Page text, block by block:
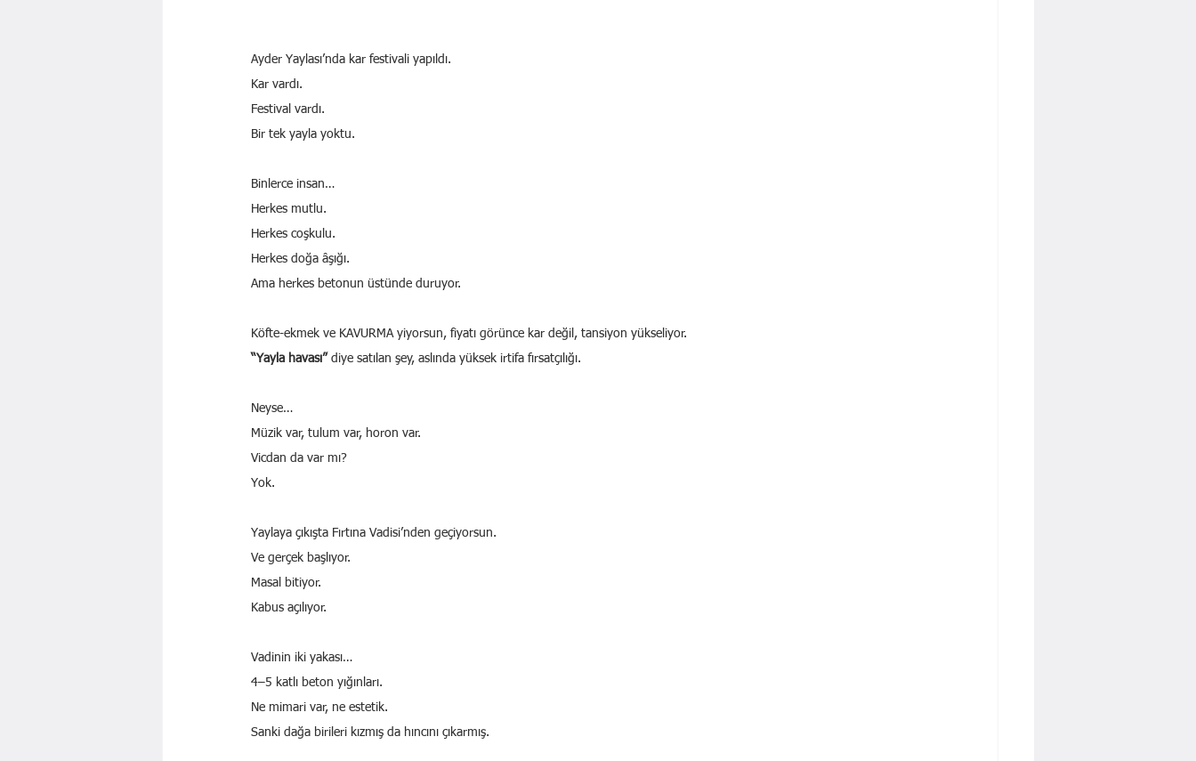
Ayder Yaylası’nda kar festivali yapıldı.
Kar vardı.
Festival vardı.
Bir tek yayla yoktu.
Binlerce insan…
Herkes mutlu.
Herkes coşkulu.
Herkes doğa âşığı.
Ama herkes betonun üstünde duruyor.
Köfte-ekmek ve KAVURMA yiyorsun, fiyatı görünce kar değil, tansiyon yükseliyor.
“Yayla havası” diye satılan şey, aslında yüksek irtifa fırsatçılığı.
Neyse…
Müzik var, tulum var, horon var.
Vicdan da var mı?
Yok.
Yaylaya çıkışta Fırtına Vadisi’nden geçiyorsun.
Ve gerçek başlıyor.
Masal bitiyor.
Kabus açılıyor.
Vadinin iki yakası…
4–5 katlı beton yığınları.
Ne mimari var, ne estetik.
Sanki dağa birileri kızmış da hıncını çıkarmış.